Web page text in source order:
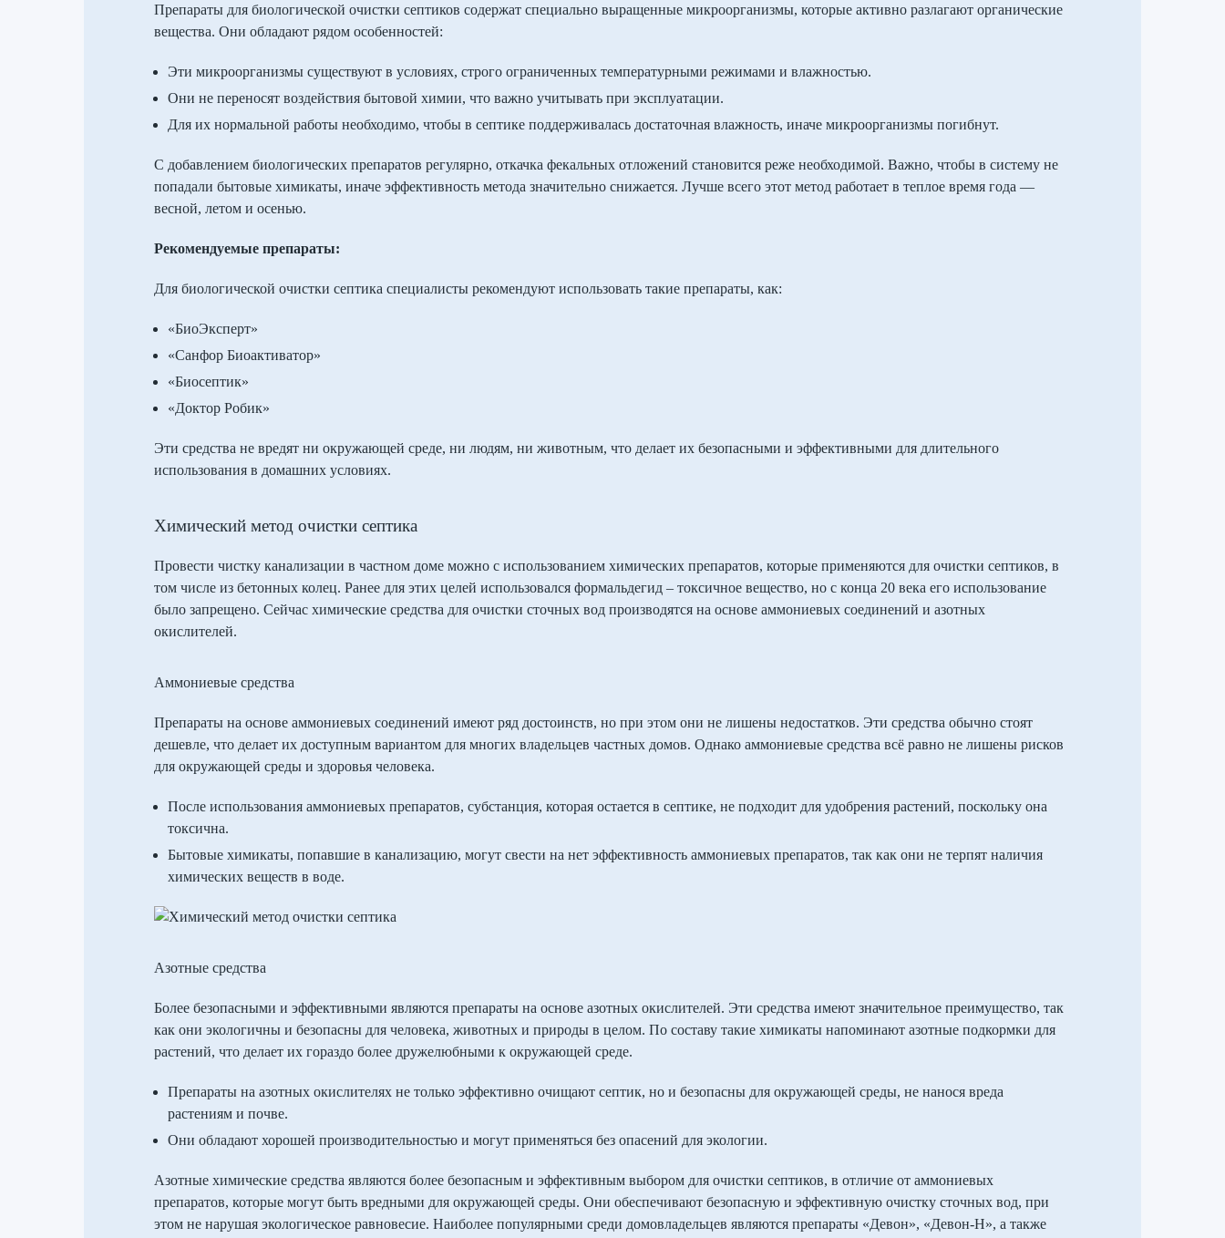
Препараты для биологической очистки септиков содержат специально выращенные микроорганизмы, которые активно разлагают органические
вещества. Они обладают рядом особенностей:
Эти микроорганизмы существуют в условиях, строго ограниченных температурными режимами и влажностью.
Они не переносят воздействия бытовой химии, что важно учитывать при эксплуатации.
Для их нормальной работы необходимо, чтобы в септике поддерживалась достаточная влажность, иначе микроорганизмы погибнут.
С добавлением биологических препаратов регулярно, откачка фекальных отложений становится реже необходимой. Важно, чтобы в систему не
попадали бытовые химикаты, иначе эффективность метода значительно снижается. Лучше всего этот метод работает в теплое время года —
весной, летом и осенью.
Рекомендуемые препараты:
Для биологической очистки септика специалисты рекомендуют использовать такие препараты, как:
«БиоЭксперт»
«Санфор Биоактиватор»
«Биосептик»
«Доктор Робик»
Эти средства не вредят ни окружающей среде, ни людям, ни животным, что делает их безопасными и эффективными для длительного
использования в домашних условиях.
Химический метод очистки септика
Провести чистку канализации в частном доме можно с использованием химических препаратов, которые применяются для очистки септиков, в
том числе из бетонных колец. Ранее для этих целей использовался формальдегид – токсичное вещество, но с конца 20 века его использование
было запрещено. Сейчас химические средства для очистки сточных вод производятся на основе аммониевых соединений и азотных
окислителей.
Аммониевые средства
Препараты на основе аммониевых соединений имеют ряд достоинств, но при этом они не лишены недостатков. Эти средства обычно стоят
дешевле, что делает их доступным вариантом для многих владельцев частных домов. Однако аммониевые средства всё равно не лишены рисков
для окружающей среды и здоровья человека.
После использования аммониевых препаратов, субстанция, которая остается в септике, не подходит для удобрения растений, поскольку она
токсична.
Бытовые химикаты, попавшие в канализацию, могут свести на нет эффективность аммониевых препаратов, так как они не терпят наличия
химических веществ в воде.
Азотные средства
Более безопасными и эффективными являются препараты на основе азотных окислителей. Эти средства имеют значительное преимущество, так
как они экологичны и безопасны для человека, животных и природы в целом. По составу такие химикаты напоминают азотные подкормки для
растений, что делает их гораздо более дружелюбными к окружающей среде.
Препараты на азотных окислителях не только эффективно очищают септик, но и безопасны для окружающей среды, не нанося вреда
растениям и почве.
Они обладают хорошей производительностью и могут применяться без опасений для экологии.
Азотные химические средства являются более безопасным и эффективным выбором для очистки септиков, в отличие от аммониевых
препаратов, которые могут быть вредными для окружающей среды. Они обеспечивают безопасную и эффективную очистку сточных вод, при
этом не нарушая экологическое равновесие. Наиболее популярными среди домовладельцев являются препараты «Девон», «Девон-Н», а также